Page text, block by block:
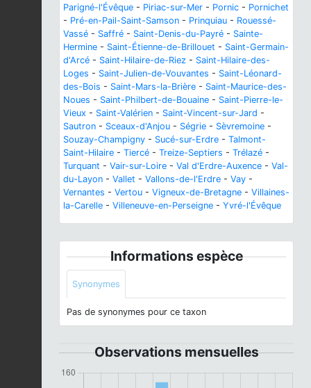
Parigné-l'Évêque - Piriac-sur-Mer - Pornic - Pornichet
- Pré-en-Pail-Saint-Samson - Prinquiau - Rouessé-
Vassé - Saffré - Saint-Denis-du-Payré - Sainte-
Hermine - Saint-Étienne-de-Brillouet - Saint-Germain-
d'Arcé - Saint-Hilaire-de-Riez - Saint-Hilaire-des-
Loges - Saint-Julien-de-Vouvantes - Saint-Léonard-
des-Bois - Saint-Mars-la-Brière - Saint-Maurice-des-
Noues - Saint-Philbert-de-Bouaine - Saint-Pierre-le-
Vieux - Saint-Valérien - Saint-Vincent-sur-Jard -
Sautron - Sceaux-d'Anjou - Ségrie - Sèvremoine -
Souzay-Champigny - Sucé-sur-Erdre - Talmont-
Saint-Hilaire - Tiercé - Treize-Septiers - Trélazé -
Turquant - Vair-sur-Loire - Val d'Erdre-Auxence - Val-
du-Layon - Vallet - Vallons-de-l'Erdre - Vay -
Vernantes - Vertou - Vigneux-de-Bretagne - Villaines-
la-Carelle - Villeneuve-en-Perseigne - Yvré-l'Évêque
Informations espèce
Synonymes
Pas de synonymes pour ce taxon
Observations mensuelles